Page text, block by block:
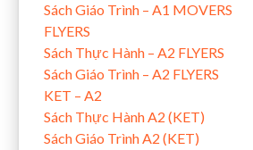
Sách Giáo Trình – A1 MOVERS
FLYERS
Sách Thực Hành – A2 FLYERS
Sách Giáo Trình – A2 FLYERS
KET – A2
Sách Thực Hành A2 (KET)
Sách Giáo Trình A2 (KET)